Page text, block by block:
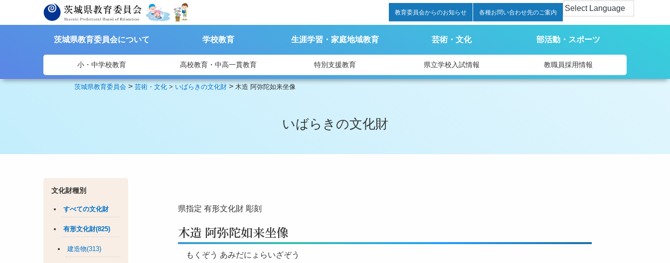
教育委員会からのお知らせ 各種お問い合わせ先のご案内
茨城県教育委員会について 学校教育 生涯学習・家庭地域教育 芸術・文化 部活動・スポーツ
小・中学校教育 高校教育・中高一貫教育 特別支援教育 県立学校入試情報 教職員採用情報
茨城県教育委員会 >芸術・文化 > いばらきの文化財 > 木造 阿弥陀如来坐像
いばらきの文化財
文化財種別
すべての文化財
有形文化財(825)
建造物(313)
県指定 有形文化財 彫刻
木造 阿弥陀如来坐像
もくぞう あみだにょらいざぞう